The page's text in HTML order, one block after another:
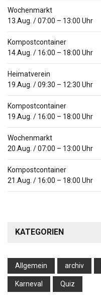
Wochenmarkt
13.Aug. /07:00 – 13:00 Uhr
Kompostcontainer
14.Aug. / 16:00 – 18:00 Uhr
Heimatverein
19.Aug. /09:30 – 12:30 Uhr
Kompostcontainer
19.Aug. / 16:00 – 18:00 Uhr
Wochenmarkt
20.Aug. /07:00 – 13:00 Uhr
Kompostcontainer
21.Aug. / 16:00 – 18:00 Uhr
KATEGORIEN
Allgemein archiv
Karneval Quiz